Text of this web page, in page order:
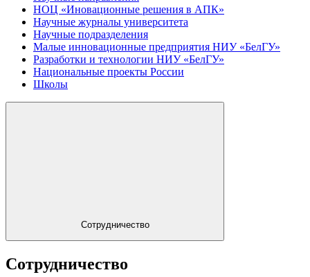
НОЦ «Иновационные решения в АПК»
Научные журналы университета
Научные подразделения
Малые инновационные предприятия НИУ «БелГУ»
Разработки и технологии НИУ «БелГУ»
Национальные проекты России
Школы
Сотрудничество
Сотрудничество